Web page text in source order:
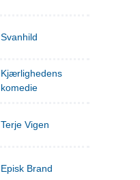
Svanhild
Kjærlighedens
komedie
Terje Vigen
Episk Brand